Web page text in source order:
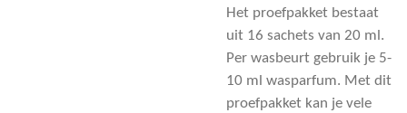
Het proefpakket bestaat
uit 16 sachets van 20 ml.
Per wasbeurt gebruik je 5-
10 ml wasparfum. Met dit
proefpakket kan je vele